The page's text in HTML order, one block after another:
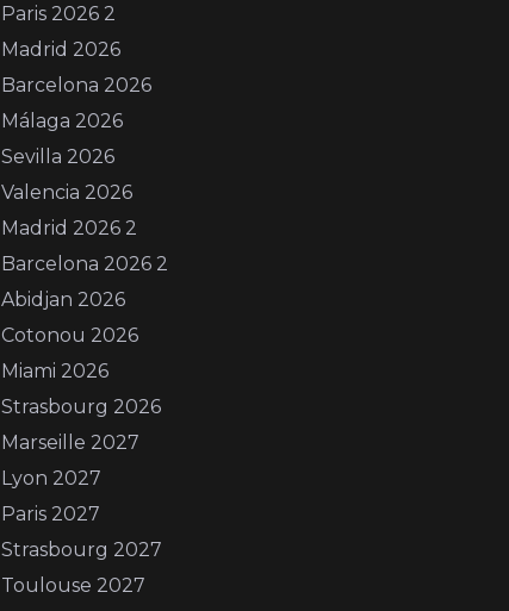
Paris 2026 2
Madrid 2026
Barcelona 2026
Málaga 2026
Sevilla 2026
Valencia 2026
Madrid 2026 2
Barcelona 2026 2
Abidjan 2026
Cotonou 2026
Miami 2026
Strasbourg 2026
Marseille 2027
Lyon 2027
Paris 2027
Strasbourg 2027
Toulouse 2027